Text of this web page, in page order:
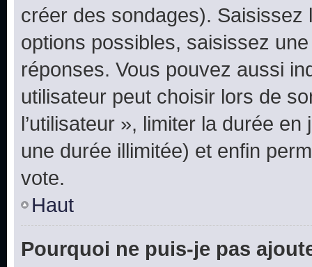
créer des sondages).
options possibles, saisissez
réponses. Vous pouvez aussi
utilisateur peut choisir lors de
l’utilisateur », limiter la durée
une durée illimitée) et enfin
vote.
Haut
Pourquoi ne puis-je pas